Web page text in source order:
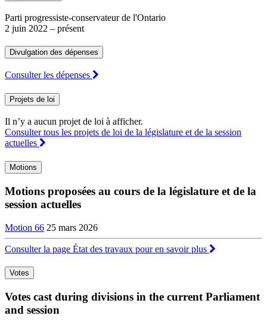
Parti progressiste-conservateur de l'Ontario
2 juin 2022 – présent
Divulgation des dépenses
Consulter les dépenses
Projets de loi
Il n’y a aucun projet de loi à afficher.
Consulter tous les projets de loi de la législature et de la session
actuelles
Motions
Motions proposées au cours de la législature et de la
session actuelles
Motion 66 25 mars 2026
Consulter la page État des travaux pour en savoir plus
Votes
Votes cast during divisions in the current Parliament
and session